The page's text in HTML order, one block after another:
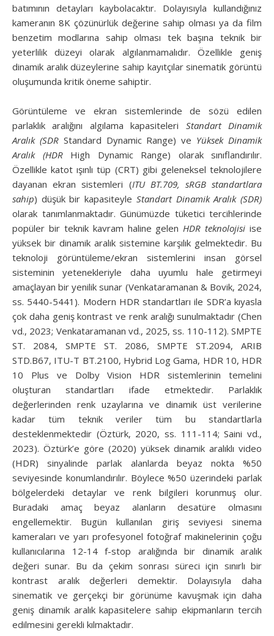
batımının detayları kaybolacaktır. Dolayısıyla kullandığınız
kameranın 8K çözünürlük değerine sahip olması ya da film
benzetim modlarına sahip olması tek başına teknik bir
yeterlilik düzeyi olarak algılanmamalıdır. Özellikle geniş
dinamik aralık düzeylerine sahip kayıtçılar sinematik görüntü
oluşumunda kritik öneme sahiptir.
Görüntüleme ve ekran sistemlerinde de sözü edilen
parlaklık aralığını algılama kapasiteleri Standart Dinamik
Aralık (SDR Standard Dynamic Range) ve Yüksek Dinamik
Aralık (HDR High Dynamic Range) olarak sınıflandırılır.
Özellikle katot ışınlı tüp (CRT) gibi geleneksel teknolojilere
dayanan ekran sistemleri (ITU BT.709, sRGB standartlara
sahip) düşük bir kapasiteyle Standart Dinamik Aralık (SDR)
olarak tanımlanmaktadır. Günümüzde tüketici tercihlerinde
popüler bir teknik kavram haline gelen HDR teknolojisi ise
yüksek bir dinamik aralık sistemine karşılık gelmektedir. Bu
teknoloji görüntüleme/ekran sistemlerini insan görsel
sisteminin yetenekleriyle daha uyumlu hale getirmeyi
amaçlayan bir yenilik sunar (Venkataramanan & Bovik, 2024,
ss. 5440-5441). Modern HDR standartları ile SDR’a kıyasla
çok daha geniş kontrast ve renk aralığı sunulmaktadır (Chen
vd., 2023; Venkataramanan vd., 2025, ss. 110-112). SMPTE
ST. 2084, SMPTE ST. 2086, SMPTE ST.2094, ARIB
STD.B67, ITU-T BT.2100, Hybrid Log Gama, HDR 10, HDR
10 Plus ve Dolby Vision HDR sistemlerinin temelini
oluşturan standartları ifade etmektedir. Parlaklık
değerlerinden renk uzaylarına ve dinamik üst verilerine
kadar tüm teknik veriler tüm bu standartlarla
desteklenmektedir (Öztürk, 2020, ss. 111-114; Saini vd.,
2023). Öztürk’e göre (2020) yüksek dinamik aralıklı video
(HDR) sinyalinde parlak alanlarda beyaz nokta %50
seviyesinde konumlandırılır. Böylece %50 üzerindeki parlak
bölgelerdeki detaylar ve renk bilgileri korunmuş olur.
Buradaki amaç beyaz alanların desatüre olmasını
engellemektir. Bugün kullanılan giriş seviyesi sinema
kameraları ve yarı profesyonel fotoğraf makinelerinin çoğu
kullanıcılarına 12-14 f-stop aralığında bir dinamik aralık
değeri sunar. Bu da çekim sonrası süreci için sınırlı bir
kontrast aralık değerleri demektir. Dolayısıyla daha
sinematik ve gerçekçi bir görünüme kavuşmak için daha
geniş dinamik aralık kapasitelere sahip ekipmanların tercih
edilmesini gerekli kılmaktadır.